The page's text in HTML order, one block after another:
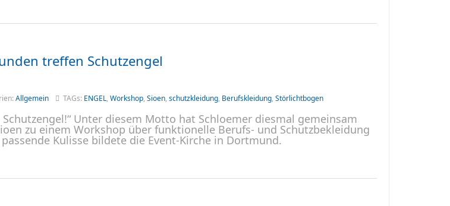
treffen Schutzengel
Allgemein TAGs: ENGEL, Workshop, Sioen, schutzkleidung, Berufskleidung, Störlichtbogen
Schutzengel!“ Unter diesem Motto hat Schloemer diesmal gemeinsam
zu einem Workshop über funktionelle Berufs- und Schutzbekleidung
Kulisse bildete die Event-Kirche in Dortmund.